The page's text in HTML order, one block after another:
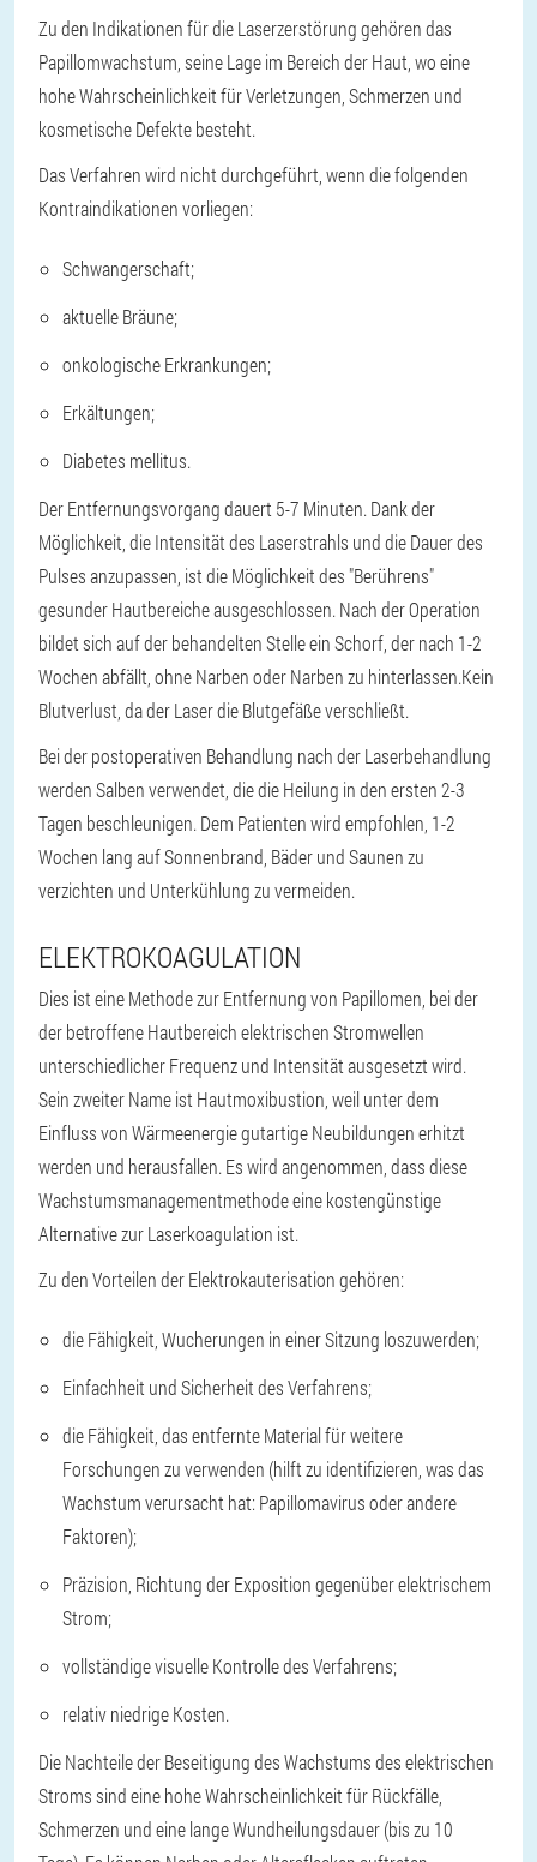
Zu den Indikationen für die Laserzerstörung gehören das
Papillomwachstum, seine Lage im Bereich der Haut, wo eine
hohe Wahrscheinlichkeit für Verletzungen, Schmerzen und
kosmetische Defekte besteht.
Das Verfahren wird nicht durchgeführt, wenn die folgenden
Kontraindikationen vorliegen:
Schwangerschaft;
aktuelle Bräune;
onkologische Erkrankungen;
Erkältungen;
Diabetes mellitus.
Der Entfernungsvorgang dauert 5-7 Minuten. Dank der
Möglichkeit, die Intensität des Laserstrahls und die Dauer des
Pulses anzupassen, ist die Möglichkeit des "Berührens"
gesunder Hautbereiche ausgeschlossen. Nach der Operation
bildet sich auf der behandelten Stelle ein Schorf, der nach 1-2
Wochen abfällt, ohne Narben oder Narben zu hinterlassen.Kein
Blutverlust, da der Laser die Blutgefäße verschließt.
Bei der postoperativen Behandlung nach der Laserbehandlung
werden Salben verwendet, die die Heilung in den ersten 2-3
Tagen beschleunigen. Dem Patienten wird empfohlen, 1-2
Wochen lang auf Sonnenbrand, Bäder und Saunen zu
verzichten und Unterkühlung zu vermeiden.
ELEKTROKOAGULATION
Dies ist eine Methode zur Entfernung von Papillomen, bei der
der betroffene Hautbereich elektrischen Stromwellen
unterschiedlicher Frequenz und Intensität ausgesetzt wird.
Sein zweiter Name ist Hautmoxibustion, weil unter dem
Einfluss von Wärmeenergie gutartige Neubildungen erhitzt
werden und herausfallen. Es wird angenommen, dass diese
Wachstumsmanagementmethode eine kostengünstige
Alternative zur Laserkoagulation ist.
Zu den Vorteilen der Elektrokauterisation gehören:
die Fähigkeit, Wucherungen in einer Sitzung loszuwerden;
Einfachheit und Sicherheit des Verfahrens;
die Fähigkeit, das entfernte Material für weitere
Forschungen zu verwenden (hilft zu identifizieren, was das
Wachstum verursacht hat: Papillomavirus oder andere
Faktoren);
Präzision, Richtung der Exposition gegenüber elektrischem
Strom;
vollständige visuelle Kontrolle des Verfahrens;
relativ niedrige Kosten.
Die Nachteile der Beseitigung des Wachstums des elektrischen
Stroms sind eine hohe Wahrscheinlichkeit für Rückfälle,
Schmerzen und eine lange Wundheilungsdauer (bis zu 10